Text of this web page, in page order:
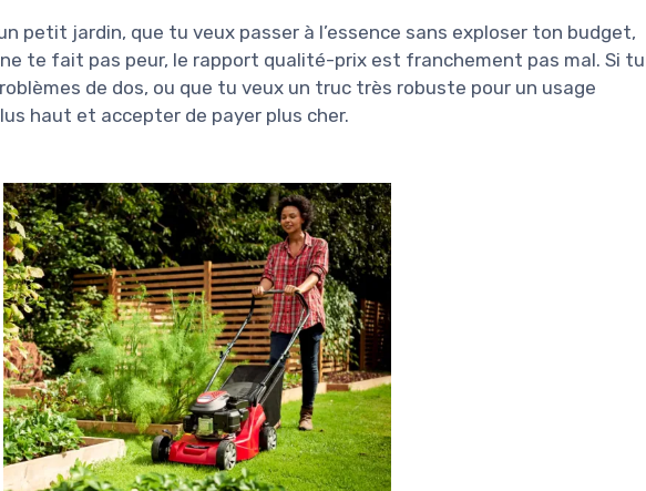
petit jardin, que tu veux passer à l’essence sans exploser ton budget,
te fait pas peur, le rapport qualité-prix est franchement pas mal. Si tu
de dos, ou que tu veux un truc très robuste pour un usage
haut et accepter de payer plus cher.